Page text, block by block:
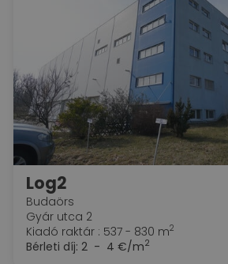
Log2
Budaörs
Gyár utca 2
Kiadó raktár : 537 - 830 m2
Bérleti díj: 2 - 4 €/m2